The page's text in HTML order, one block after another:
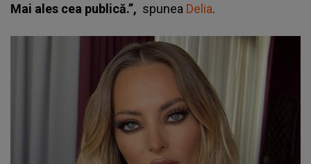
Mai ales cea publică.”, spunea Delia.